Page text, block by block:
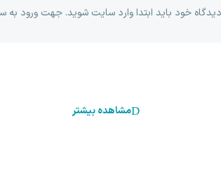
خود باید ابتدا وارد سایت شوید. جهت ورود به
مشاهده بیشتر